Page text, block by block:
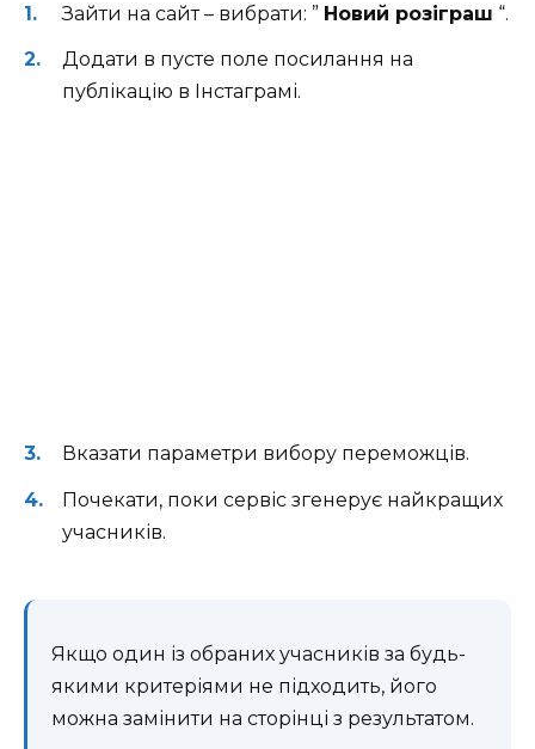
Зайти на сайт – вибрати: ” Новий розіграш “.
Додати в пусте поле посилання на
публікацію в Інстаграмі.
Вказати параметри вибору переможців.
Почекати, поки сервіс згенерує найкращих
учасників.
Якщо один із обраних учасників за будь-
якими критеріями не підходить, його
можна замінити на сторінці з результатом.